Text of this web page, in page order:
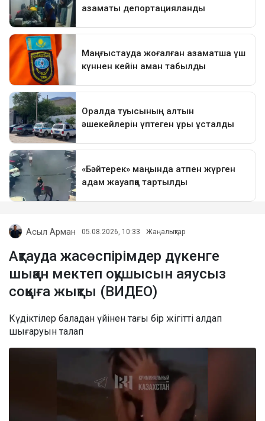
Асыл Арман 05.08.2026, 10:33 Жаңалықтар
Ақтауда жасөспірімдер дүкенге
шыққан мектеп оқушысын аяусыз
соққыға жықты (ВИДЕО)
Күдіктілер баладан үйінен тағы бір жігітті алдап
шығаруын талап